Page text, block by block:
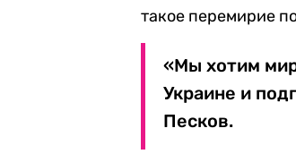
такое перемирие
«Мы хотим
Украине и
Песков.